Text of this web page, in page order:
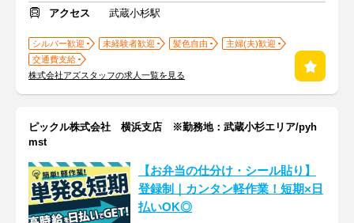
アクセス
武蔵小杉駅
シルバー歓迎 未経験者歓迎 髪色自由
主婦(夫)歓迎
交通費支給
株式会社アズスタッフの求人一覧を見る
ピックル株式会社 横浜支店 ※勤務地：武蔵小杉エリア/pyh
mst
【お弁当の仕分け・シール貼り】
登録制｜カンタン軽作業！短期×日
払いOK◎